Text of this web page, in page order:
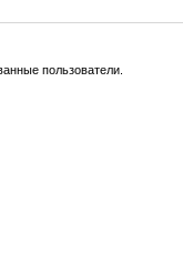
пользователи.